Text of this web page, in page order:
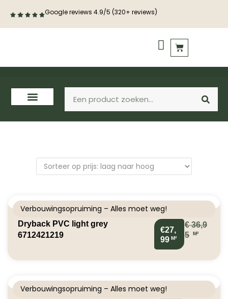
Google reviews 4.9/5 (320+ reviews)
Verbouwingsopruiming – Alles moet weg!
Dryback PVC light grey
6712421219
€27,
99 M²
€36,9
5
M²
Verbouwingsopruiming – Alles moet weg!